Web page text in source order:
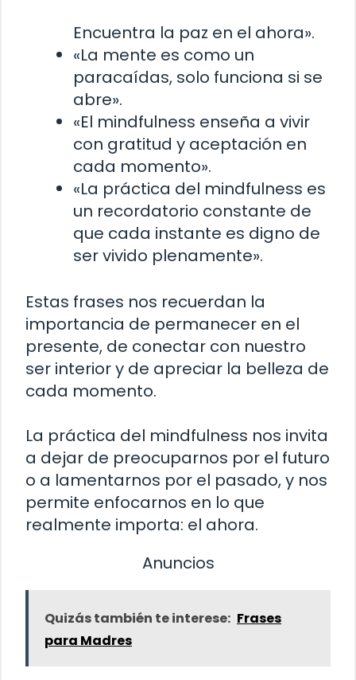
Encuentra la paz en el ahora».
«La mente es como un
paracaídas, solo funciona si se
abre».
«El mindfulness enseña a vivir
con gratitud y aceptación en
cada momento».
«La práctica del mindfulness es
un recordatorio constante de
que cada instante es digno de
ser vivido plenamente».
Estas frases nos recuerdan la
importancia de permanecer en el
presente, de conectar con nuestro
ser interior y de apreciar la belleza de
cada momento.
La práctica del mindfulness nos invita
a dejar de preocuparnos por el futuro
o a lamentarnos por el pasado, y nos
permite enfocarnos en lo que
realmente importa: el ahora.
Anuncios
Quizás también te interese: Frases
para Madres